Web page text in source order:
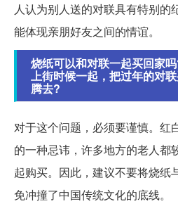
人认为别人送的对联具有特别的
能体现亲朋好友之间的情谊。
烧纸可以和对联一起买回家
上街时候一起，把过年的对
腾去?
对于这个问题，必须要谨慎。红
的一种忌讳，许多地方的老人都
起购买。因此，建议不要将烧纸
免冲撞了中国传统文化的底线。